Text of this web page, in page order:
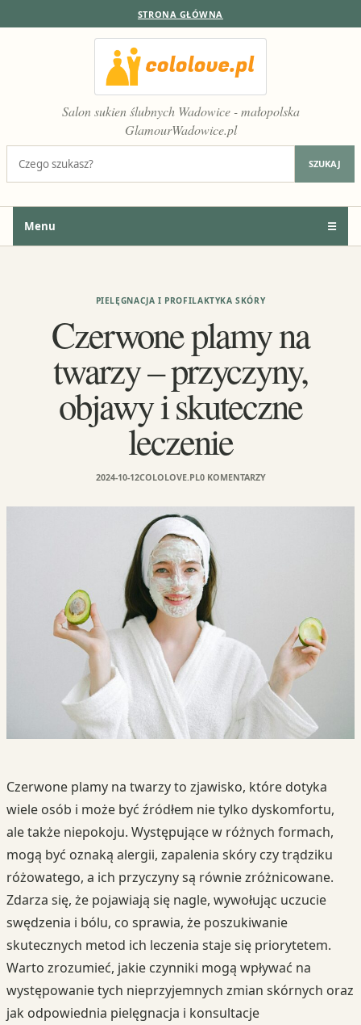
STRONA GŁÓWNA
Salon sukien ślubnych Wadowice - małopolska
GlamourWadowice.pl
SZUKAJ
Menu ☰
PIELĘGNACJA I PROFILAKTYKA SKÓRY
Czerwone plamy na
twarzy – przyczyny,
objawy i skuteczne
leczenie
2024-10-12COLOLOVE.PL0 KOMENTARZY
Czerwone plamy na twarzy to zjawisko, które dotyka
wiele osób i może być źródłem nie tylko dyskomfortu,
ale także niepokoju. Występujące w różnych formach,
mogą być oznaką alergii, zapalenia skóry czy trądziku
różowatego, a ich przyczyny są równie zróżnicowane.
Zdarza się, że pojawiają się nagle, wywołując uczucie
swędzenia i bólu, co sprawia, że poszukiwanie
skutecznych metod ich leczenia staje się priorytetem.
Warto zrozumieć, jakie czynniki mogą wpływać na
występowanie tych nieprzyjemnych zmian skórnych oraz
jak odpowiednia pielęgnacja i konsultacje